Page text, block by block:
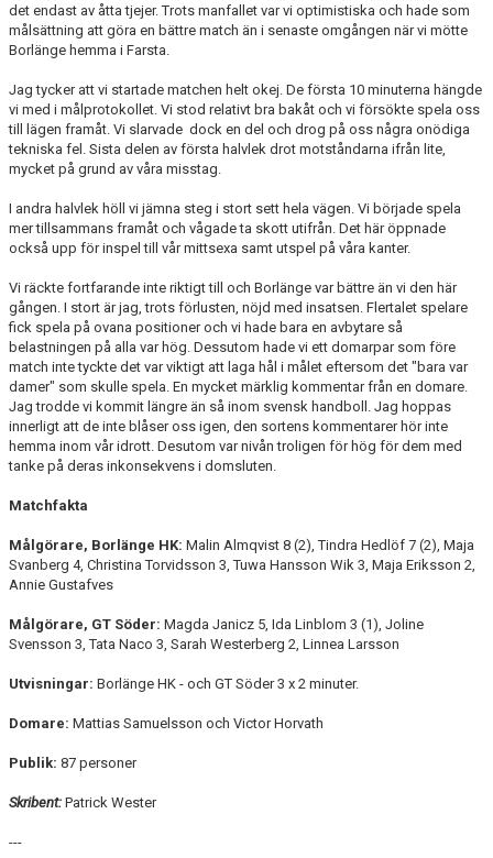
det endast av åtta tjejer. Trots manfallet var vi optimistiska och hade som
målsättning att göra en bättre match än i senaste omgången när vi mötte
Borlänge hemma i Farsta.
Jag tycker att vi startade matchen helt okej. De första 10 minuterna hängde
vi med i målprotokollet. Vi stod relativt bra bakåt och vi försökte spela oss
till lägen framåt. Vi slarvade dock en del och drog på oss några onödiga
tekniska fel. Sista delen av första halvlek drot motståndarna ifrån lite,
mycket på grund av våra misstag.
I andra halvlek höll vi jämna steg i stort sett hela vägen. Vi började spela
mer tillsammans framåt och vågade ta skott utifrån. Det här öppnade
också upp för inspel till vår mittsexa samt utspel på våra kanter.
Vi räckte fortfarande inte riktigt till och Borlänge var bättre än vi den här
gången. I stort är jag, trots förlusten, nöjd med insatsen. Flertalet spelare
fick spela på ovana positioner och vi hade bara en avbytare så
belastningen på alla var hög. Dessutom hade vi ett domarpar som före
match inte tyckte det var viktigt att laga hål i målet eftersom det "bara var
damer" som skulle spela. En mycket märklig kommentar från en domare.
Jag trodde vi kommit längre än så inom svensk handboll. Jag hoppas
innerligt att de inte blåser oss igen, den sortens kommentarer hör inte
hemma inom vår idrott. Desutom var nivån troligen för hög för dem med
tanke på deras inkonsekvens i domsluten.
Matchfakta
Målgörare, Borlänge HK: Malin Almqvist 8 (2), Tindra Hedlöf 7 (2), Maja
Svanberg 4, Christina Torvidsson 3, Tuwa Hansson Wik 3, Maja Eriksson 2,
Annie Gustafves
Målgörare, GT Söder: Magda Janicz 5, Ida Linblom 3 (1), Joline
Svensson 3, Tata Naco 3, Sarah Westerberg 2, Linnea Larsson
Utvisningar: Borlänge HK - och GT Söder 3 x 2 minuter.
Domare: Mattias Samuelsson och Victor Horvath
Publik: 87 personer
Skribent: Patrick Wester
---